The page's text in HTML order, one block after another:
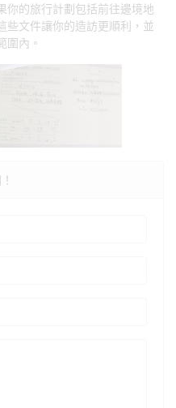
你的旅行計劃包括前往邊境地
些文件讓你的造訪更順利，並
圍內。